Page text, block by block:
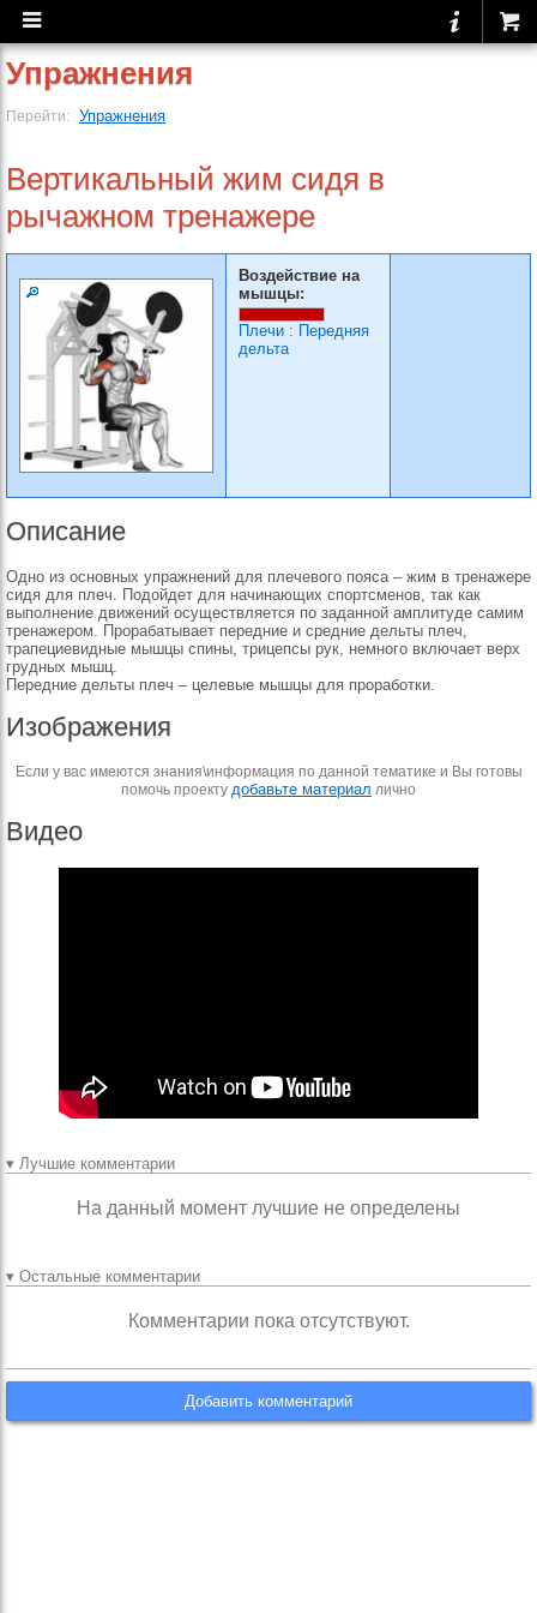
Упражнения
Перейти: Упражнения
Вертикальный жим сидя в
рычажном тренажере
Воздействие на
мышцы:
Плечи : Передняя
дельта
Описание
Одно из основных упражнений для плечевого пояса – жим в тренажере
сидя для плеч. Подойдет для начинающих спортсменов, так как
выполнение движений осуществляется по заданной амплитуде самим
тренажером. Прорабатывает передние и средние дельты плеч,
трапециевидные мышцы спины, трицепсы рук, немного включает верх
грудных мышц.
Передние дельты плеч – целевые мышцы для проработки.
Изображения
Если у вас имеются знания\информация по данной тематике и Вы готовы
помочь проекту добавьте материал лично
Видео
▾ Лучшие комментарии
На данный момент лучшие не определены
▾ Остальные комментарии
Комментарии пока отсутствуют.
Добавить комментарий